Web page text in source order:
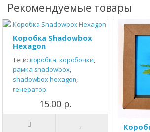
Рекомендуемые товары
Коробка Shadowbox
Hexagon
Теги: коробка,коробочки,
рамка shadowbox,
shadowbox hexagon,
генератор
15.00 р.